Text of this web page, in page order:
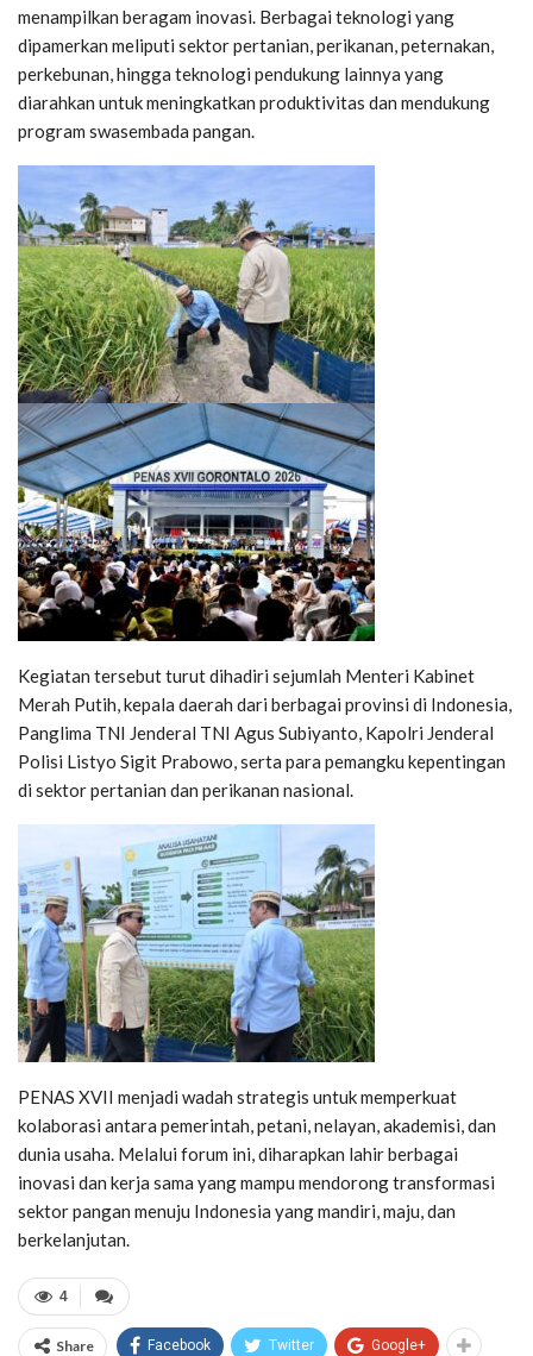
menampilkan beragam inovasi. Berbagai teknologi yang
dipamerkan meliputi sektor pertanian, perikanan, peternakan,
perkebunan, hingga teknologi pendukung lainnya yang
diarahkan untuk meningkatkan produktivitas dan mendukung
program swasembada pangan.
Kegiatan tersebut turut dihadiri sejumlah Menteri Kabinet
Merah Putih, kepala daerah dari berbagai provinsi di Indonesia,
Panglima TNI Jenderal TNI Agus Subiyanto, Kapolri Jenderal
Polisi Listyo Sigit Prabowo, serta para pemangku kepentingan
di sektor pertanian dan perikanan nasional.
PENAS XVII menjadi wadah strategis untuk memperkuat
kolaborasi antara pemerintah, petani, nelayan, akademisi, dan
dunia usaha. Melalui forum ini, diharapkan lahir berbagai
inovasi dan kerja sama yang mampu mendorong transformasi
sektor pangan menuju Indonesia yang mandiri, maju, dan
berkelanjutan.
4
Share Facebook Twitter Google+